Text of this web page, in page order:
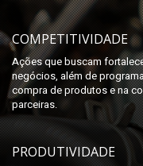
COMPETITIVIDADE
Ações que buscam
negócios, além de
compra de produtos e na
parceiras.
PRODUTIVIDADE